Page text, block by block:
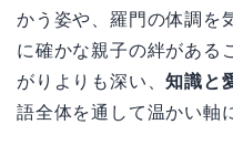
かう姿や、羅門の体調を
に確かな親子の絆がある
がりよりも深い、知識と
語全体を通して温かい軸